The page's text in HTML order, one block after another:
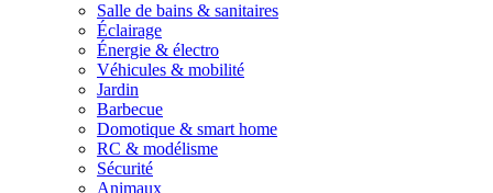
Salle de bains & sanitaires
Éclairage
Énergie & électro
Véhicules & mobilité
Jardin
Barbecue
Domotique & smart home
RC & modélisme
Sécurité
Animaux